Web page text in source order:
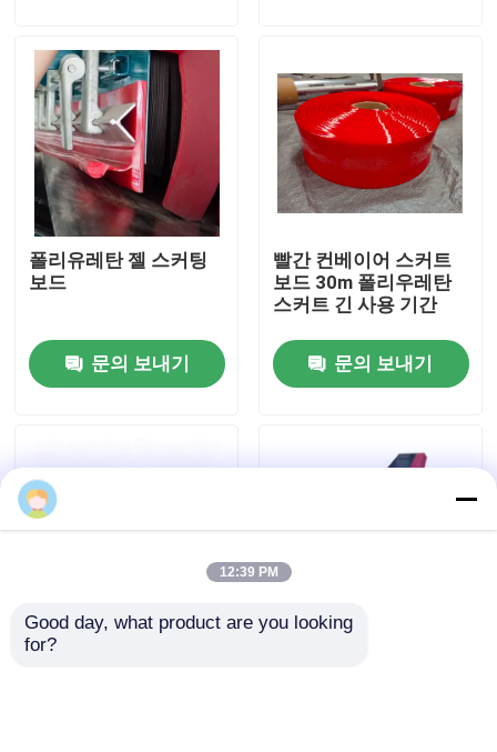
홈
제품 소개
동영상
공장 투어
연락처
폴리유레탄 젤 스커팅
보드
문의 보내기
빨간 컨베이어 스커트
보드 30m 폴리우레탄
스커트 긴 사용 기간
문의 보내기
15mm 두께 고무 스커
12:39 PM
Good day, what product are you looking
for?